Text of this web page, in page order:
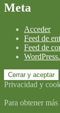
Meta
Acceder
Feed de
Feed de
Privacidad y
Para obtener